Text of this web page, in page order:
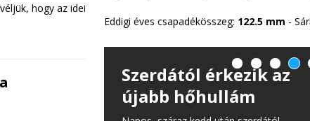
hogy az idei
Eddigi éves csapadékösszeg: 122.5 mm -
Szerdától érkezik az
újabb hőhullám